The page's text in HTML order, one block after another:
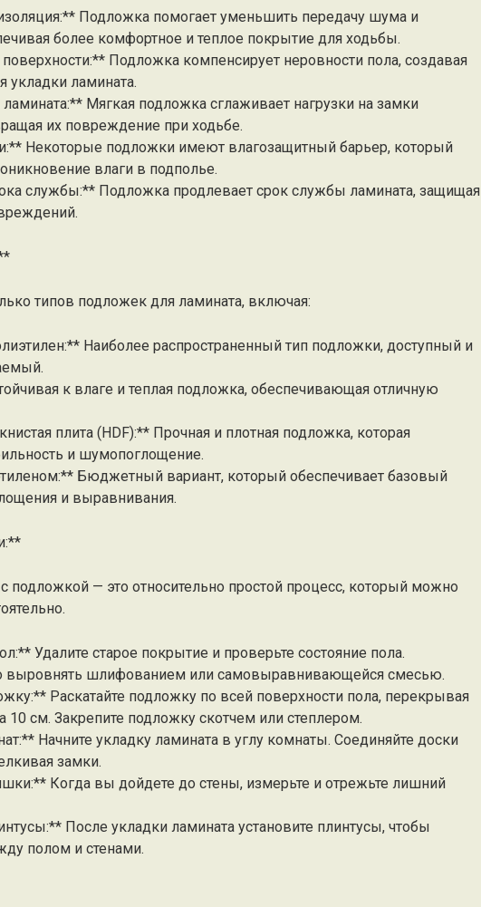
Подложка помогает уменьшить передачу шума и
более комфортное и теплое покрытие для ходьбы.
Подложка компенсирует неровности пола, создавая
укладки ламината.
Мягкая подложка сглаживает нагрузки на замки
их повреждение при ходьбе.
Некоторые подложки имеют влагозащитный барьер, который
влаги в подполье.
службы:** Подложка продлевает срок службы ламината, защищая
типов подложек для ламината, включая:
Наиболее распространенный тип подложки, доступный и
к влаге и теплая подложка, обеспечивающая отличную
плита (HDF):** Прочная и плотная подложка, которая
и шумопоглощение.
Бюджетный вариант, который обеспечивает базовый
и выравнивания.
подложкой — это относительно простой процесс, который можно
Удалите старое покрытие и проверьте состояние пола.
выровнять шлифованием или самовыравнивающейся смесью.
Раскатайте подложку по всей поверхности пола, перекрывая
10 см. Закрепите подложку скотчем или степлером.
Начните укладку ламината в углу комнаты. Соединяйте доски
замки.
Когда вы дойдете до стены, измерьте и отрежьте лишний
После укладки ламината установите плинтусы, чтобы
полом и стенами.